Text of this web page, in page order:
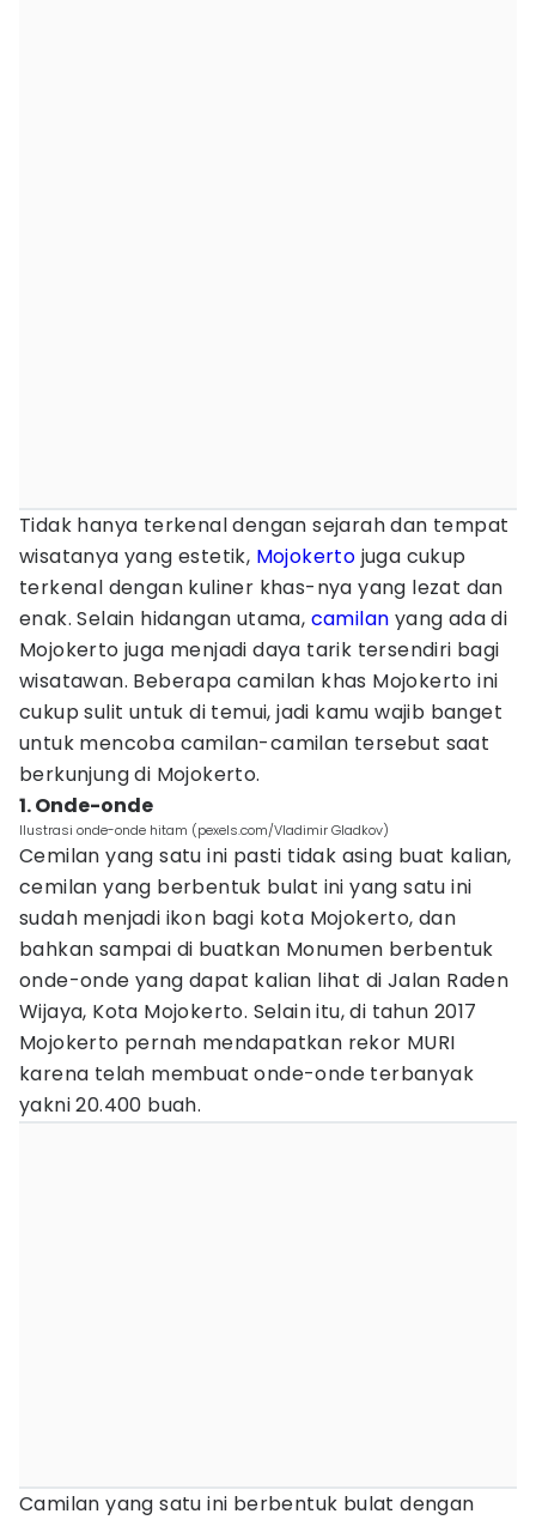
Tidak hanya terkenal dengan sejarah dan tempat
wisatanya yang estetik, Mojokerto juga cukup
terkenal dengan kuliner khas-nya yang lezat dan
enak. Selain hidangan utama, camilan yang ada di
Mojokerto juga menjadi daya tarik tersendiri bagi
wisatawan. Beberapa camilan khas Mojokerto ini
cukup sulit untuk di temui, jadi kamu wajib banget
untuk mencoba camilan-camilan tersebut saat
berkunjung di Mojokerto.
1. Onde-onde
Ilustrasi onde-onde hitam (pexels.com/Vladimir Gladkov)
Cemilan yang satu ini pasti tidak asing buat kalian,
cemilan yang berbentuk bulat ini yang satu ini
sudah menjadi ikon bagi kota Mojokerto, dan
bahkan sampai di buatkan Monumen berbentuk
onde-onde yang dapat kalian lihat di Jalan Raden
Wijaya, Kota Mojokerto. Selain itu, di tahun 2017
Mojokerto pernah mendapatkan rekor MURI
karena telah membuat onde-onde terbanyak
yakni 20.400 buah.
Camilan yang satu ini berbentuk bulat dengan